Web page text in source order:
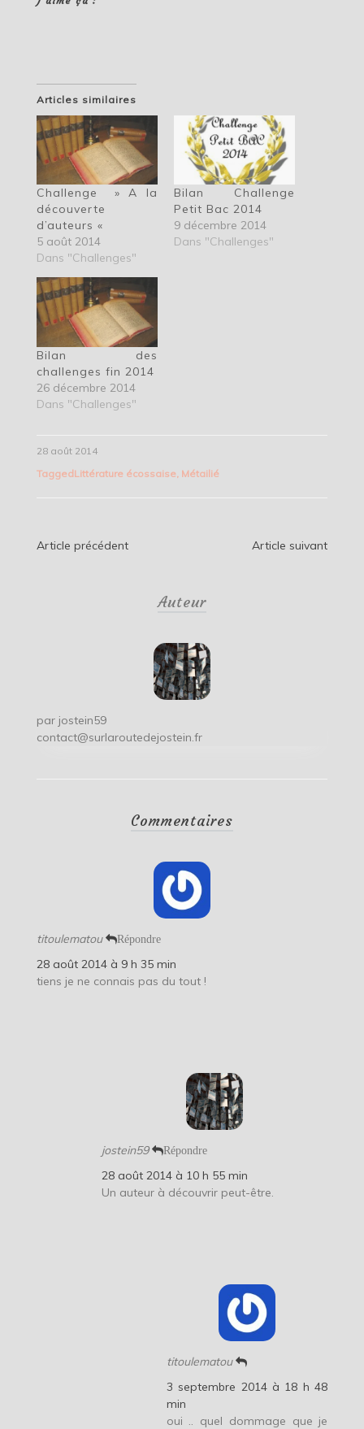
Articles similaires
Challenge » A la
découverte
d’auteurs «
5 août 2014
Dans "Challenges"
Bilan Challenge
Petit Bac 2014
9 décembre 2014
Dans "Challenges"
Bilan des
challenges fin 2014
26 décembre 2014
Dans "Challenges"
28 août 2014
TaggedLittérature écossaise, Métailié
Navigation
Article précédent Article suivant
Auteur
par jostein59
contact@surlaroutedejostein.fr
Commentaires
titoulematou Répondre
28 août 2014 à 9 h 35 min
tiens je ne connais pas du tout !
jostein59 Répondre
28 août 2014 à 10 h 55 min
Un auteur à découvrir peut-être.
titoulematou
3 septembre 2014 à 18 h 48
min
oui .. quel dommage que je